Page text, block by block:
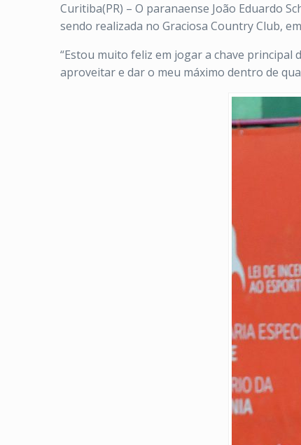
Curitiba(PR) – O paranaense João Eduardo
sendo realizada no Graciosa Country Club,
“Estou muito feliz em jogar a chave principal
aproveitar e dar o meu máximo dentro de